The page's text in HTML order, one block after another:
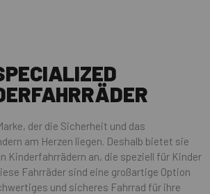
der die Sicherheit und das
am Herzen liegen. Deshalb bietet sie
Kinderfahrrädern an, die speziell für Kinder
Fahrräder sind eine großartige Option
und sicheres Fahrrad für ihre